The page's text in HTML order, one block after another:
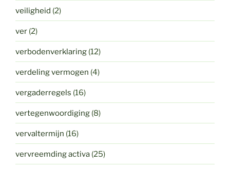
veiligheid (2)
ver (2)
verbodenverklaring (12)
verdeling vermogen (4)
vergaderregels (16)
vertegenwoordiging (8)
vervaltermijn (16)
vervreemding activa (25)